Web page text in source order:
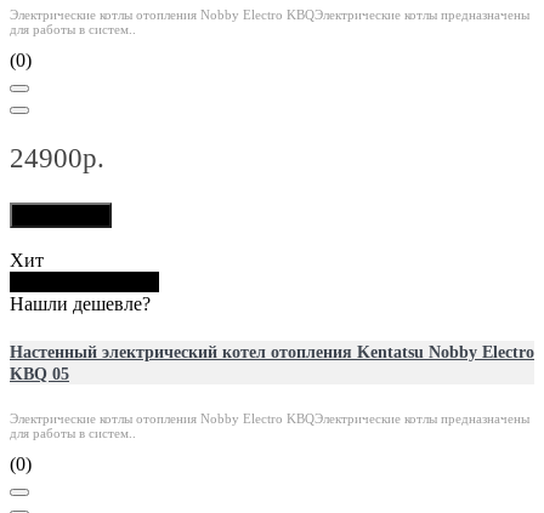
Электрические котлы отопления Nobby Electro KBQЭлектрические котлы предназначены
для работы в систем..
(0)
24900р.
Хит
Нашли дешевле?
Настенный электрический котел отопления Kentatsu Nobby Electro
KBQ 05
Электрические котлы отопления Nobby Electro KBQЭлектрические котлы предназначены
для работы в систем..
(0)